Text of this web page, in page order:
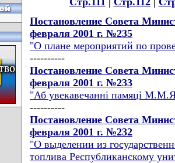
Постановление Совета
февраля 2001 г. №235
"О плане мероприятий по
----------
Постановление Совета
февраля 2001 г. №233
"Аб увекавечаннi памяцi
----------
Постановление Совета
февраля 2001 г. №232
"О выделении из
топлива Республиканскому